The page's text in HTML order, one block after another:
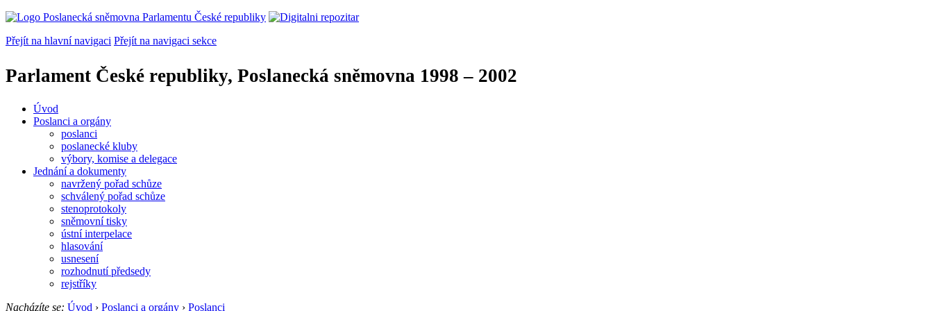
Přejít na hlavní navigaci Přejít na navigaci sekce
Parlament České republiky, Poslanecká sněmovna 1998 – 2002
Úvod
Poslanci a orgány
poslanci
poslanecké kluby
výbory, komise a delegace
Jednání a dokumenty
navržený pořad schůze
schválený pořad schůze
stenoprotokoly
sněmovní tisky
ústní interpelace
hlasování
usnesení
rozhodnutí předsedy
rejstříky
Nacházíte se: Úvod › Poslanci a orgány › Poslanci